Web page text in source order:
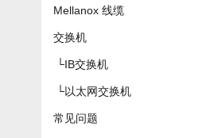
Mellanox 线缆
交换机
└IB交换机
└以太网交换机
常见问题